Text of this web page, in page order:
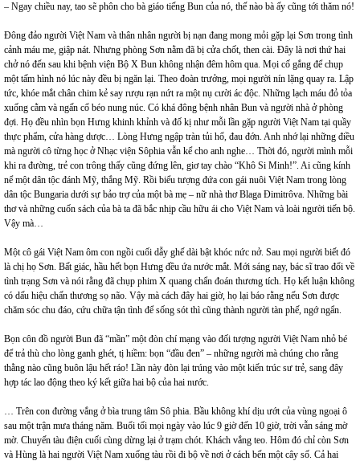
– Ngay chiều nay, tao sẽ phôn cho bà giáo tiếng Bun của nó, thế nào bà ấy cũng tới thăm nó!
Đông đảo người Việt Nam và thân nhân người bị nạn đang mong mỏi gặp lại Sơn trong tình
cảnh máu me, giập nát. Nhưng phòng Sơn nằm đã bị cửa chốt, then cài. Đây là nơi thứ hai
chở nó đến sau khi bệnh viện Bộ X Bun không nhận đêm hôm qua. Mọi cố gắng để chụp
một tấm hình nó lúc này đều bị ngăn lại. Theo đoàn trưởng, mọi người nín lặng quay ra. Lập
tức, khóe mắt chân chim kẻ say rượu rạn nứt ra một nụ cười ác độc. Những lạch máu đỏ tỏa
xuống cằm và ngấn cổ béo nung núc. Có khá đông bệnh nhân Bun và người nhà ở phòng
đợi. Họ đều nhìn bọn Hưng khinh khỉnh và đố kị như mỗi lần gặp người Việt Nam tại quầy
thực phẩm, cửa hàng dược… Lòng Hưng ngập tràn tủi hổ, đau đớn. Anh nhớ lại những điều
mà người cô từng học ở Nhạc viện Sôphia vẫn kể cho anh nghe… Thời đó, người mình mỗi
khi ra đường, trẻ con trông thấy cũng đứng lên, giơ tay chào “Khô Si Minh!”. Ai cũng kính
nể một dân tộc đánh Mỹ, thắng Mỹ. Rồi biểu tượng đứa con gái nuôi Việt Nam trong lòng
dân tộc Bungaria dưới sự bảo trợ của một bà mẹ – nữ nhà thơ Blaga Đimitrôva. Những bài
thơ và những cuốn sách của bà ta đã bắc nhịp cầu hữu ái cho Việt Nam và loài người tiến bộ.
Vậy mà…
Một cô gái Việt Nam ôm con ngồi cuối dẫy ghế dài bật khóc nức nở. Sau mọi người biết đó
là chị họ Sơn. Bất giác, hầu hết bọn Hưng đều ứa nước mắt. Mới sáng nay, bác sĩ trao đổi về
tình trạng Sơn và nói rằng đã chụp phim X quang chẩn đoán thương tích. Họ kết luận không
có dấu hiệu chấn thương sọ não. Vậy mà cách đây hai giờ, họ lại báo rằng nếu Sơn được
chăm sóc chu đáo, cứu chữa tận tình để sống sót thì cũng thành người tàn phế, ngớ ngẩn.
Bọn côn đồ người Bun đã “mần” một đòn chí mạng vào đối tượng người Việt Nam nhỏ bé
để trả thù cho lòng ganh ghét, tị hiềm: bọn “đầu đen” – những người mà chúng cho rằng
thằng nào cũng buôn lậu hết ráo! Lần này đòn lại trúng vào một kiến trúc sư trẻ, sang đây
hợp tác lao động theo ký kết giữa hai bộ của hai nước.
… Trên con đường vắng ở bìa trung tâm Sô phia. Bầu không khí dịu ướt của vùng ngoại ô
sau một trận mưa tháng năm. Buổi tối mọi ngày vào lúc 9 giờ đến 10 giờ, trời vẫn sáng mờ
mờ. Chuyến tàu điện cuối cùng dừng lại ở trạm chót. Khách vắng teo. Hôm đó chỉ còn Sơn
và Hùng là hai người Việt Nam xuống tàu rồi đi bộ về nơi ở cách bến một cây số. Cả hai